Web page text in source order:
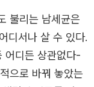
문명이 인류가 ...
에 삼켜져 멸망하
의 미래에 대해
지고 있다. 질풍노
불리는 남세균은
디서나 살 수 있다.
어디든 상관없다-
으로 바꿔 놓았는